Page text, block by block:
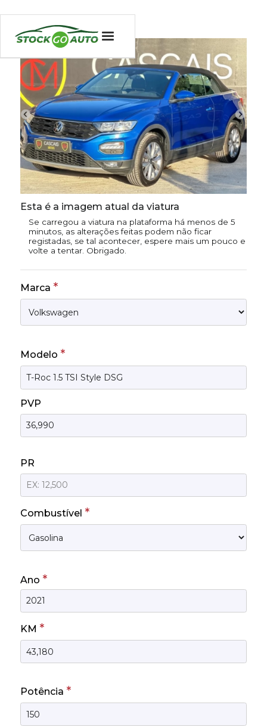
Esta é a imagem atual da viatura
Se carregou a viatura na plataforma há menos de 5
minutos, as alterações feitas podem não ficar
registadas, se tal acontecer, espere mais um pouco e
volte a tentar. Obrigado.
Marca *
Modelo *
PVP
PR
Combustível *
Ano *
KM *
Potência *